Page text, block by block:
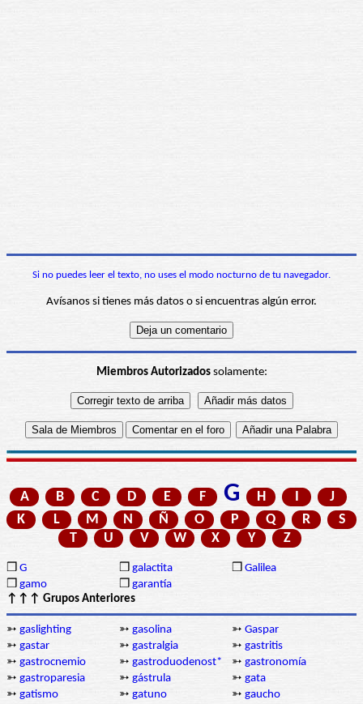
Si no puedes leer el texto, no uses el modo nocturno de tu navegador.
Avísanos si tienes más datos o si encuentras algún error.
Miembros Autorizadossolamente:
A B C D E F G H I
J
K
L M N Ñ O P Q R
S
T
U V W X Y Z
❒ G ❒ galactita ❒ Galilea
❒ gamo ❒ garantía
↑↑↑ Grupos Anteriores
➳ gaslighting ➳ gasolina ➳ Gaspar
➳ gastar ➳ gastralgia ➳ gastritis
➳ gastrocnemio ➳ gastroduodenost* ➳ gastronomía
➳ gastroparesia ➳ gástrula ➳ gata
➳ gatismo ➳ gatuno ➳ gaucho